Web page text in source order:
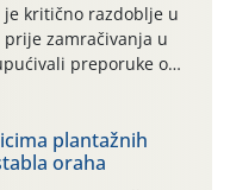
je kritično razdoblje u
zamračivanja u
preporuke o
od najčešćih
grinja (23.7., 14.7.,
zabilježeno je
razdoblje, uz
plantažnih
oraha